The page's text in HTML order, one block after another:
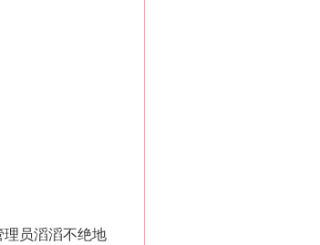
员滔滔不绝地